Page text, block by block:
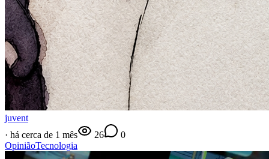
juvent
· há cerca de 1 mês 26
0
OpiniãoTecnologia